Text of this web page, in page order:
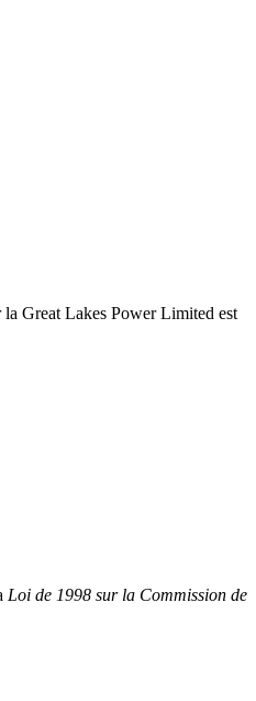
la Great Lakes Power Limited est
Loi de 1998 sur la Commission de